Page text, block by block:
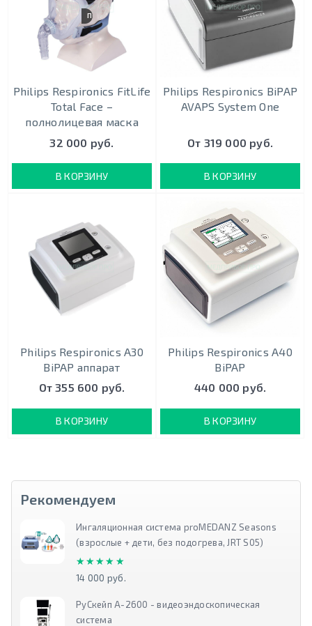
ПОЛНОЛИЦЕВАЯ
Philips Respironics FitLife
Total Face –
полнолицевая маска
32 000 руб.
В КОРЗИНУ
Philips Respironics BiPAP
AVAPS System One
От 319 000 руб.
В КОРЗИНУ
Philips Respironics A30
BiPAP аппарат
От 355 600 руб.
В КОРЗИНУ
Philips Respironics A40
BiPAP
440 000 руб.
В КОРЗИНУ
Рекомендуем
Ингаляционная система proMEDANZ Seasons
(взрослые + дети, без подогрева, JRT S05)
★★★★★
★★★★★
14 000 руб.
РуСкейп А-2600 - видеоэндоскопическая
система